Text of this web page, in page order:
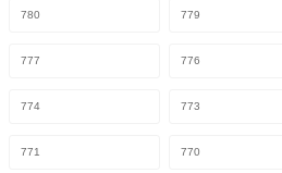
780 779
777 776
774 773
771 770